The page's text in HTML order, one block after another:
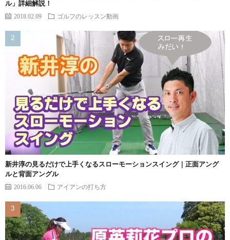
ル」詳細解説！
2018.02.09 ゴルフのレッスン動画
新井淳の見るだけで上手くなるスローモーションスイング｜正面アング
ルと背面アングル
2016.06.06 アイアンの打ち方